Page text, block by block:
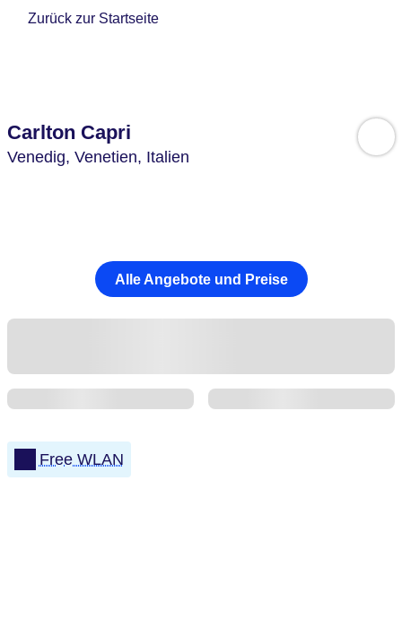
Zurück zur Startseite
Carlton Capri
Venedig, Venetien, Italien
Alle Angebote und Preise
Free WLAN